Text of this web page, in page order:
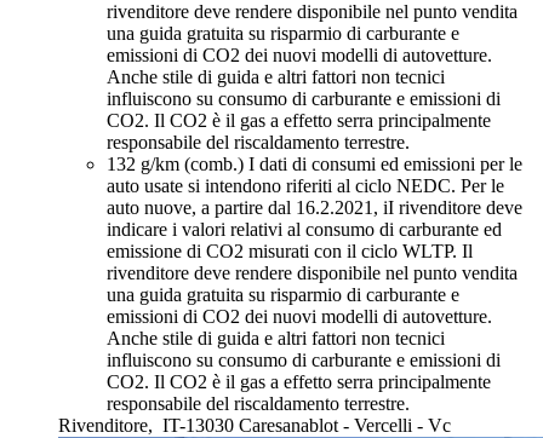
rivenditore deve rendere disponibile nel punto vendita
una guida gratuita su risparmio di carburante e
emissioni di CO2 dei nuovi modelli di autovetture.
Anche stile di guida e altri fattori non tecnici
influiscono su consumo di carburante e emissioni di
CO2. Il CO2 è il gas a effetto serra principalmente
responsabile del riscaldamento terrestre.
132 g/km (comb.) I dati di consumi ed emissioni per le
auto usate si intendono riferiti al ciclo NEDC. Per le
auto nuove, a partire dal 16.2.2021, iI rivenditore deve
indicare i valori relativi al consumo di carburante ed
emissione di CO2 misurati con il ciclo WLTP. Il
rivenditore deve rendere disponibile nel punto vendita
una guida gratuita su risparmio di carburante e
emissioni di CO2 dei nuovi modelli di autovetture.
Anche stile di guida e altri fattori non tecnici
influiscono su consumo di carburante e emissioni di
CO2. Il CO2 è il gas a effetto serra principalmente
responsabile del riscaldamento terrestre.
Rivenditore, IT-13030 Caresanablot - Vercelli - Vc